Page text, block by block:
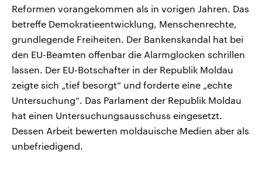
Reformen vorangekommen als in vorigen Jahren. Das
betreffe Demokratieentwicklung, Menschenrechte,
grundlegende Freiheiten. Der Bankenskandal hat bei
den EU-Beamten offenbar die Alarmglocken schrillen
lassen. Der EU-Botschafter in der Republik Moldau
zeigte sich „tief besorgt“ und forderte eine „echte
Untersuchung“. Das Parlament der Republik Moldau
hat einen Untersuchungsausschuss eingesetzt.
Dessen Arbeit bewerten moldauische Medien aber als
unbefriedigend.